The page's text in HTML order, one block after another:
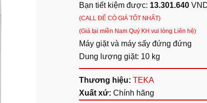
Bạn tiết kiệm được: 13.301.640
(CALL ĐỂ CÓ GIÁ TỐT NHẤT)
(Giá tại miền Nam Quý KH vui lòng Liên hệ)
Máy giặt và máy sấy đứng đứng
Dung lượng giặt: 10 kg
Thương hiệu: TEKA
Xuất xứ: Chính hãng